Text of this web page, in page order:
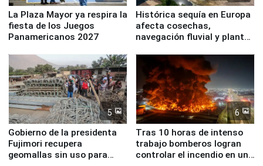
La Plaza Mayor ya respira la
fiesta de los Juegos
Panamericanos 2027
Histórica sequía en Europa
afecta cosechas,
navegación fluvial y plantas
5
Gobierno de la presidenta
Fujimori recupera
geomallas sin uso para
6
Tras 10 horas de intenso
trabajo bomberos logran
controlar el incendio en una